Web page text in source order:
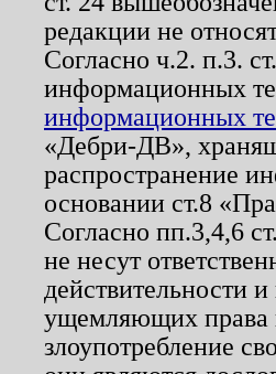
редакции не
Согласно ч.2. п.3.
информационных
информационных
«Дебри-ДВ»,
распространение
основании ст.8
Согласно пп.3,4,6
не несут
действительности
ущемляющих права
злоупотребление